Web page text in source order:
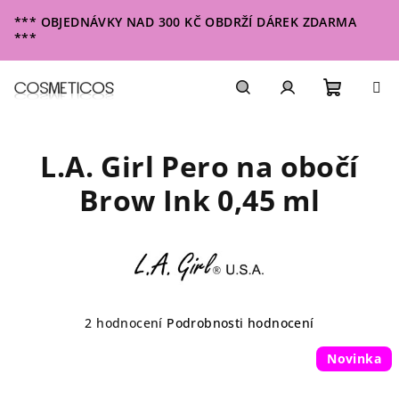
na
obsah
*** OBJEDNÁVKY NAD 300 KČ OBDRŽÍ DÁREK ZDARMA
***
košík
L.A. Girl Pero na obočí
Brow Ink 0,45 ml
Průměrné
2 hodnocení Podrobnosti hodnocení
Novinka